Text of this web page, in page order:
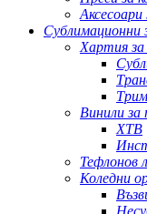
Аксесоари
Сублимационни
Хартия
Винили за
ХТВ
Тефлонов
Коледни